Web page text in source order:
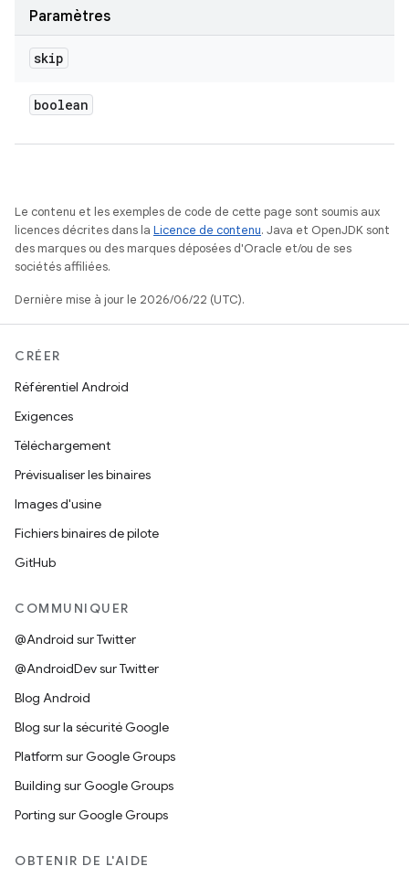
Paramètres
skip
boolean
Le contenu et les exemples de code de cette page sont soumis aux
licences décrites dans la Licence de contenu. Java et OpenJDK sont
des marques ou des marques déposées d'Oracle et/ou de ses
sociétés affiliées.
Dernière mise à jour le 2026/06/22 (UTC).
CRÉER
Référentiel Android
Exigences
Téléchargement
Prévisualiser les binaires
Images d'usine
Fichiers binaires de pilote
GitHub
COMMUNIQUER
@Android sur Twitter
@AndroidDev sur Twitter
Blog Android
Blog sur la sécurité Google
Platform sur Google Groups
Building sur Google Groups
Porting sur Google Groups
OBTENIR DE L'AIDE